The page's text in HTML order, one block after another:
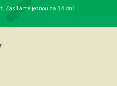
Zasíláme jednou za 14 dní.